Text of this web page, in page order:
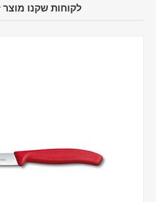
לקוחות שקנו מוצר